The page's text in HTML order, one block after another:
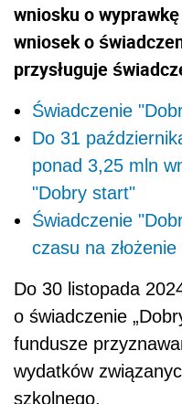
wniosku o
wniosek o
przysługuje
Świadczenie
Do 31
ponad 3,25 mln
"Dobry start"
Świadczenie
czasu na
Do 30 listopada
o świadczenie
fundusze
wydatków
szkolnego.